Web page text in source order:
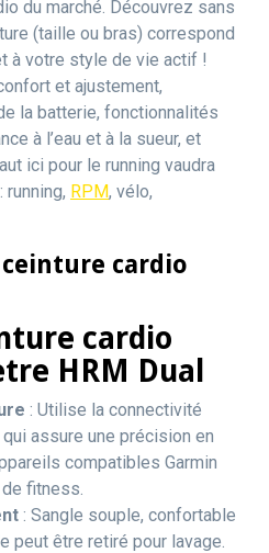
du marché. Découvrez sans
(taille ou bras) correspond
à votre style de vie actif !
et ajustement,
la batterie, fonctionnalités
à l’eau et à la sueur, et
ici pour le running vaudra
RPM, vélo,
ceinture cardio
cardio
HRM Dual
: Utilise la connectivité
assure une précision en
compatibles Garmin
fitness.
: Sangle souple, confortable
peut être retiré pour lavage.